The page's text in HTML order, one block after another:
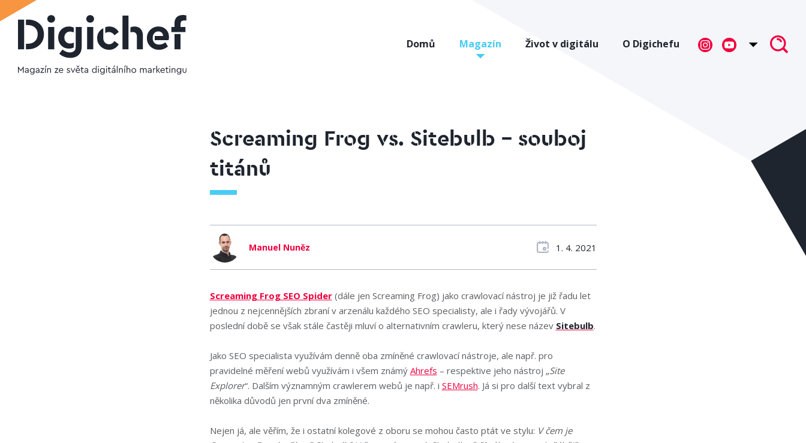
Domů Magazín Život v digitálu O Digichefu
Screaming Frog vs. Sitebulb – souboj
titánů
Manuel Nuněz 1. 4. 2021
Screaming Frog SEO Spider(dále jen Screaming Frog) jako crawlovací nástroj je již řadu let
jednou z nejcennějších zbraní v arzenálu každého SEO specialisty, ale i řady vývojářů. V
poslední době se však stále častěji mluví o alternativním crawleru, který nese název Sitebulb.
Jako SEO specialista využívám denně oba zmíněné crawlovací nástroje, ale např. pro
pravidelné měření webů využívám i všem známý Ahrefs – respektive jeho nástroj „Site
Explorer“. Dalším významným crawlerem webů je např. i SEMrush. Já si pro další text vybral z
několika důvodů jen první dva zmíněné.
Nejen já, ale věřím, že i ostatní kolegové z oboru se mohou často ptát ve stylu: V čem je